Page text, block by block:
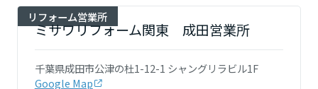
リフォーム営業所
ミサワリフォーム関東 成田営業所
千葉県成田市公津の杜1-12-1 シャングリラビル1F
Google Map
山梨県